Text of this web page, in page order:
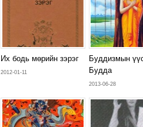
Их бодь мөрийн зэрэг
2012-01-11
Буддизмын
Будда
2013-06-28